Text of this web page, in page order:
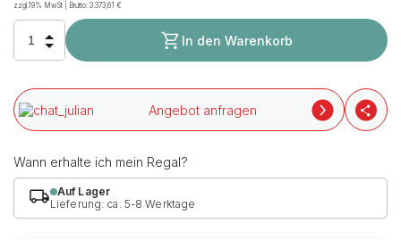
zzgl.19% MwSt | Brutto:3.373,61 €
In den Warenkorb
Angebot anfragen
Wann erhalte ich mein Regal?
Auf Lager
Lieferung: ca. 5-8 Werktage